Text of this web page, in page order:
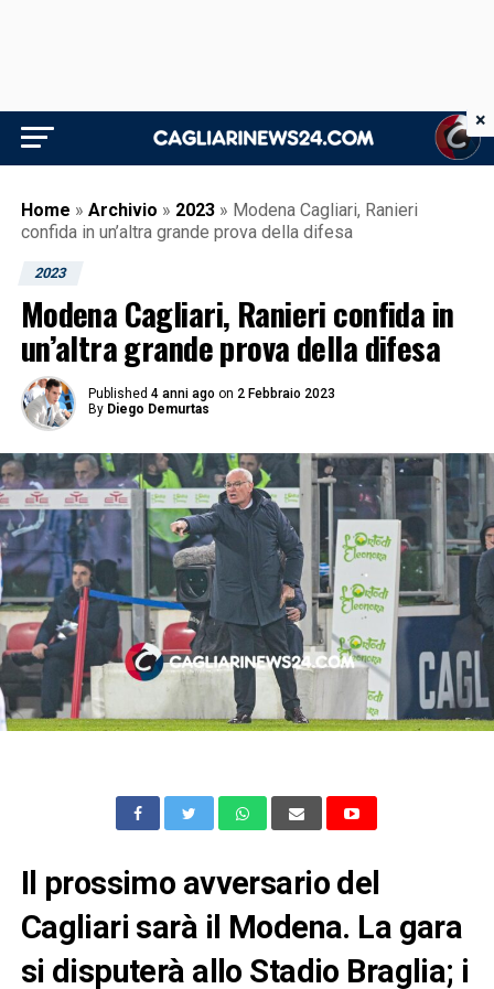
Home » Archivio » 2023 » Modena Cagliari, Ranieri
confida in un’altra grande prova della difesa
2023
Modena Cagliari, Ranieri confida in
un’altra grande prova della difesa
Published 4 anni ago on 2 Febbraio 2023
By Diego Demurtas
Il prossimo avversario del
Cagliari sarà il Modena. La gara
si disputerà allo Stadio Braglia; i
×